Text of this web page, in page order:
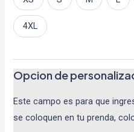
4XL
Opcion de
Este campo es para que
se coloquen en tu prenda,